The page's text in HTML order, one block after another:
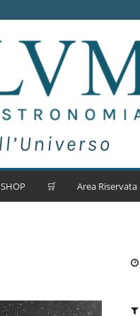
SHOP 🛒 Area Riservata